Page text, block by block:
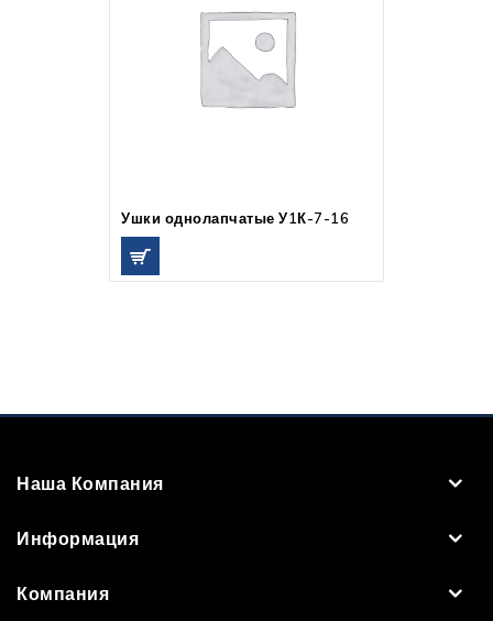
Ушки однолапчатые У1К-7-16
Наша Компания
Информация
Компания